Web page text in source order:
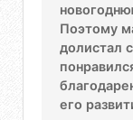
Поэтому
долистал
его